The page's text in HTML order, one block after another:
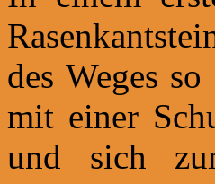
des Weges
mit einer
und sich